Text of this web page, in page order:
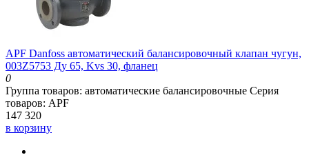
APF Danfoss автоматический балансировочный клапан чугун,
003Z5753 Ду 65, Kvs 30, фланец
0
Группа товаров: автоматические балансировочные Серия
товаров: APF
147 320
в корзину